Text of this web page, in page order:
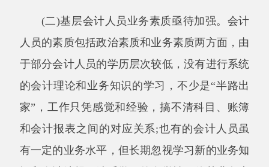
此这些单位会计基础工作的好坏完全取决于会计
人员的职业道德素质和业务水平。
三、今后加强会计基础工作的几点建议
(一)加强财会人员培训，努力提高会计人员
整体素质